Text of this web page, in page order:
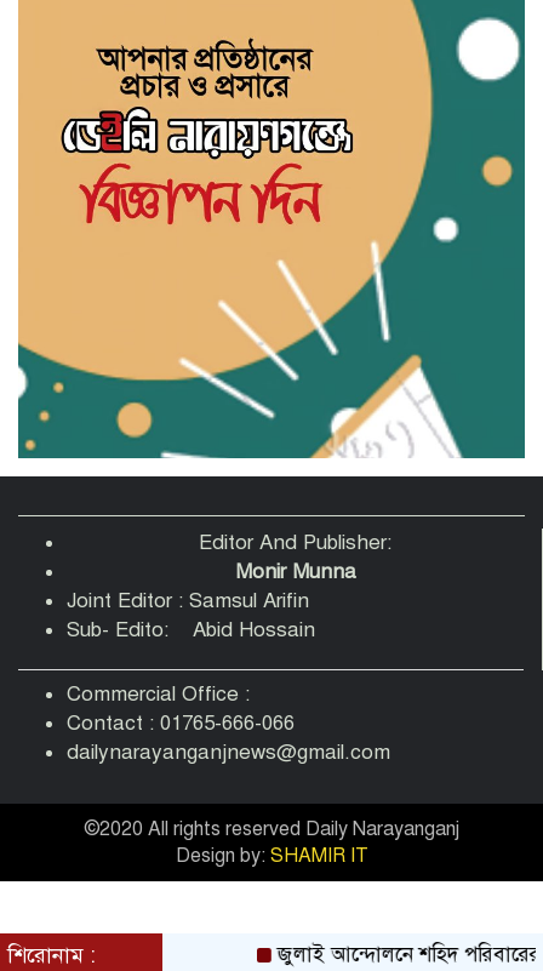
মাদক ও কিশোর অপরাধ দমনে কঠোর
অবস্থান: নারায়ণগঞ্জে জেলা আইন-শৃঙ্খলা
কমিটির সভা অনুষ্ঠিত
এডিটরস ক্লাব বাংলাদেশ এর চেয়ারম্যান
নজরুল ইসলাম তমিজীর সাথে জহিরুল
ইসলাম বিদ্যুতের সৌজন্যে সাক্ষাৎ
তানভীর মুহাম্মদ ত্বকী হত্যা ও বিচারহীনতার
১৬১ মাস উপলক্ষে আলোক প্রজ্জ্বলন
ব্যবসায়ীদের সঙ্গে নিয়ে নারায়ণগঞ্জের উন্নয়নে
৫ এমপির ঐক্যবদ্ধ থাকার প্রত্যয়
দলীয় নেতৃবৃন্দ, এমপি’ পক্ষ থেকে আর্থিক
সহায়তা
বন্দরে গ্যাস বিস্ফোরণে দগ্ধ একই পরিবারের
৩: বার্ন ইনস্টিটিউটে খোঁজ নিলেন মহানগরী
পরিকল্পিত শিল্পনগরী ও মিল স্থানান্তরের দাবি:
আটা ময়দা মিল মালিক সমিতির বর্ণাঢ্য
Editor And Publisher:
Monir Munna
Joint Editor : Samsul Arifin
Sub- Edito: Abid Hossain
Commercial Office :
Contact : 01765-666-066
dailynarayanganjnews@gmail.com
শিরোনাম : জুলাই আন্দোলনে শহিদ পরিবারের
©2020 All rights reserved Daily Narayanganj
Design by: SHAMIR IT